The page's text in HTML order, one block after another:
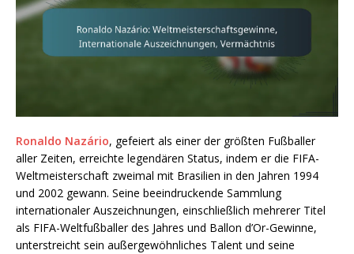
Ronaldo Nazário, gefeiert als einer der größten Fußballer
aller Zeiten, erreichte legendären Status, indem er die FIFA-
Weltmeisterschaft zweimal mit Brasilien in den Jahren 1994
und 2002 gewann. Seine beeindruckende Sammlung
internationaler Auszeichnungen, einschließlich mehrerer Titel
als FIFA-Weltfußballer des Jahres und Ballon d’Or-Gewinne,
unterstreicht sein außergewöhnliches Talent und seine